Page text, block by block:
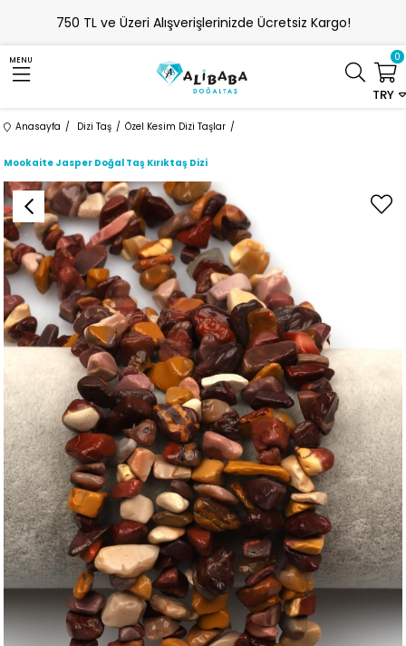
750 TL ve Üzeri Alışverişlerinizde Ücretsiz Kargo!
MENU
TRY
0
Anasayfa Dizi Taş Özel Kesim Dizi Taşlar
Mookaite Jasper Doğal Taş Kırıktaş Dizi